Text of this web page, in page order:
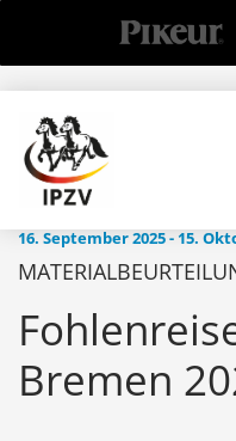
16. September 2025 - 15.
Bremen